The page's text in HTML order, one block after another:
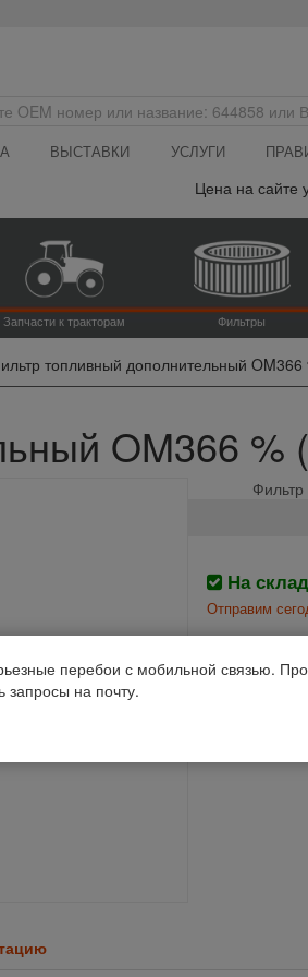
ВЫСТАВКИ УСЛУГИ
Цена на сайте
Запчасти к тракторам Фильтры
топливный дополнительный OM366
OM366 %
На
Отправим
перебои с мобильной связью.
запросы на почту.